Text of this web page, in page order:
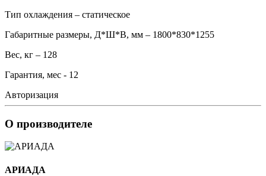
Тип охлаждения – статическое
Габаритные размеры, Д*Ш*В, мм – 1800*830*1255
Вес, кг – 128
Гарантия, мес - 12
Авторизация
О производителе
АРИАДА